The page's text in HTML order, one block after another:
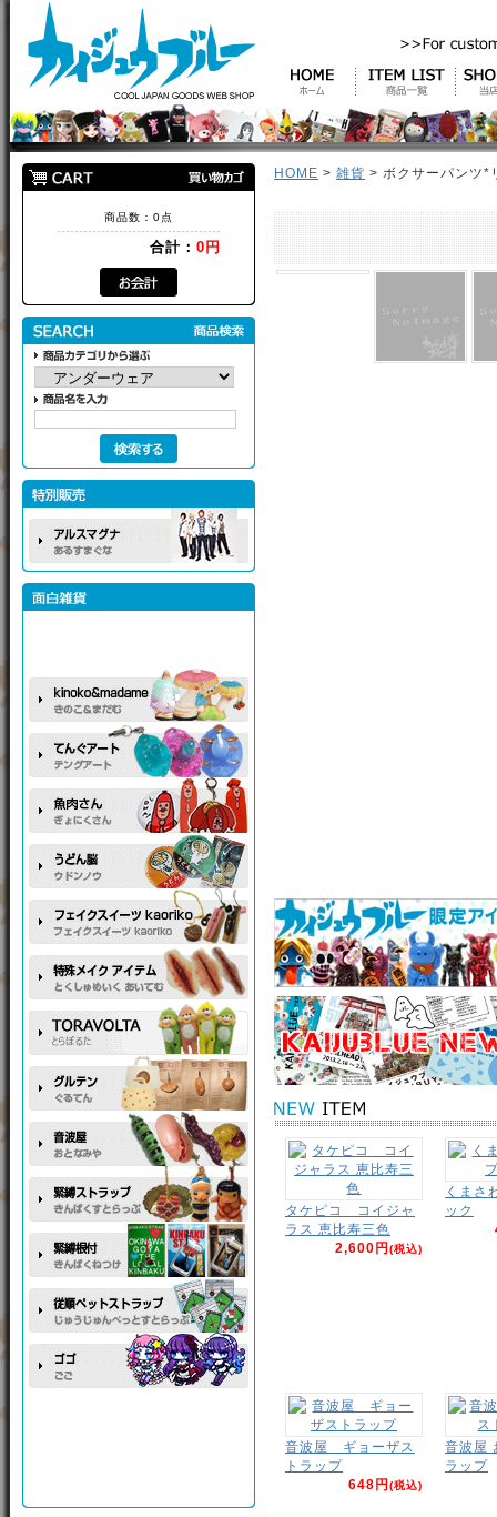
商品数：0点
合計： 0円
HOME > 雑貨 > ボクサーパンツ
タケピコ コイジャ
ラス 恵比寿三色
2,600円(税込)
くまさ
ック
音波屋 ギョーザス
トラップ
648円(税込)
音波屋
ラップ